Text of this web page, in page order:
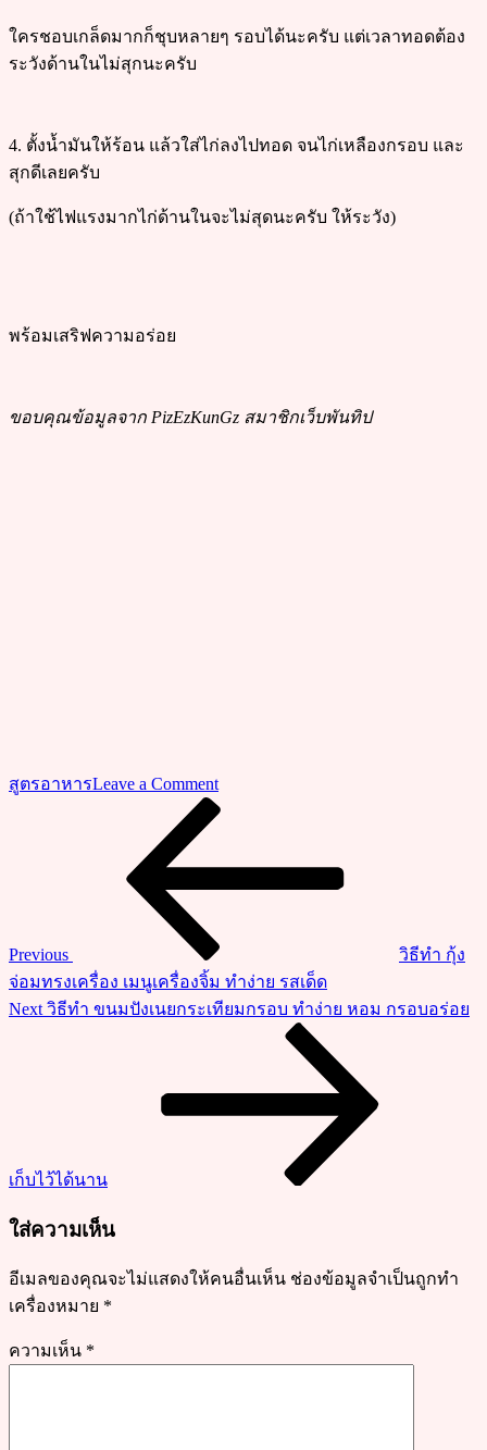
ใครชอบเกล็ดมากก็ชุบหลายๆ รอบได้นะครับ แต่เวลาทอดต้อง
ระวังด้านในไม่สุกนะครับ
4. ตั้งน้ำมันให้ร้อน แล้วใส่ไก่ลงไปทอด จนไก่เหลืองกรอบ และ
สุกดีเลยครับ
(ถ้าใช้ไฟแรงมากไก่ด้านในจะไม่สุดนะครับ ให้ระวัง)
พร้อมเสริฟความอร่อย
ขอบคุณข้อมูลจาก PizEzKunGz สมาชิกเว็บพันทิป
สูตรอาหารLeave a Commenton
สูตร
ทำ
เอง
Previous
วิธีทำ กุ้ง
จ่อมทรงเครื่อง เมนูเครื่องจิ้ม ทำง่าย รสเด็ด
Next
Post
Next วิธีทำ ขนมปังเนยกระเทียมกรอบ ทำง่าย หอม กรอบอร่อย
เก็บไว้ได้นาน
ใส่ความเห็น
อีเมลของคุณจะไม่แสดงให้คนอื่นเห็น ช่องข้อมูลจำเป็นถูกทำ
เครื่องหมาย *
ความเห็น *